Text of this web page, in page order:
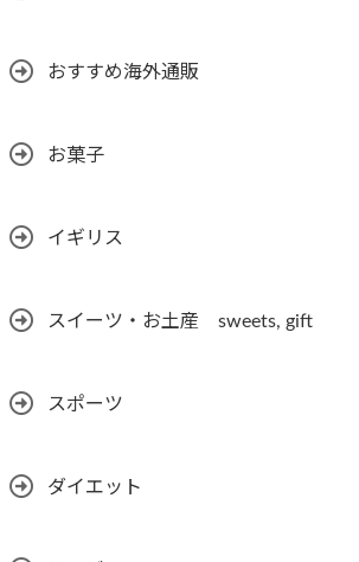
おすすめ海外通販
お菓子
イギリス
スイーツ・お土産 sweets, gift
スポーツ
ダイエット